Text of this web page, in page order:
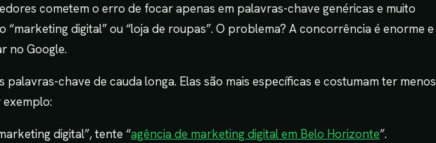
cometem o erro de focar apenas em palavras-chave genéricas e muito
“marketing digital” ou “loja de roupas”. O problema? A concorrência é enorme e
no Google.
palavras-chave de cauda longa. Elas são mais específicas e costumam ter menos
digital”, tente “agência de marketing digital em Belo Horizonte”.